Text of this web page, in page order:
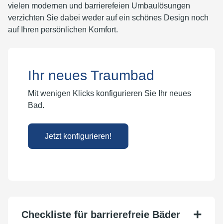
vielen modernen und barrierefeien Umbaulösungen
verzichten Sie dabei weder auf ein schönes Design noch
auf Ihren persönlichen Komfort.
Ihr neues Traumbad
Mit wenigen Klicks konfigurieren Sie Ihr neues
Bad.
Jetzt konfigurieren!
Checkliste für barrierefreie Bäder